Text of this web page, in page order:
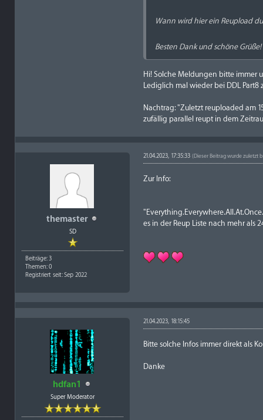
Wann wird hier ein Reupload
Besten Dank und schöne Grüße!
Hi! Solche Meldungen bitte immer
Lediglich mal wieder bei DDL
Nachtrag: "Zuletzt reuploaded am
zufällig parallel reupt in dem
themaster
SD
Beiträge: 3
Themen: 0
Registriert seit: Sep 2022
21.04.2023, 17:35:33(Dieser Beitrag wurde zuletzt
Zur Info:
es in der Reup Liste nach mehr als
hdfan1
Super Moderator
21.04.2023, 18:15:45
Bitte solche Infos immer direkt als
Danke